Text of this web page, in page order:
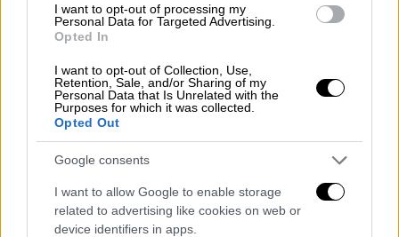
I want to opt-out of processing my
Personal Data for Targeted Advertising.
Opted In
I want to opt-out of Collection, Use,
Retention, Sale, and/or Sharing of my
Personal Data that Is Unrelated with the
Purposes for which it was collected.
Opted Out
Google consents
I want to allow Google to enable storage
related to advertising like cookies on web or
device identifiers in apps.
Εντυπωσιακό πάντως είναι ότι έσπευσαν
αμέσως δύο ανώτεροι κρατικοί
αξιωματούχοι να απαντήσουν σε έναν πρώην
υπουργό των ΗΠΑχωρίς μάλιστα να
διαψεύδουν κανένα από τα γεγονότα
ανέφερε ο Πομπέο. Το μόνο που έκαναν ήταν
να αναφερθούν σε
αλήθειας .
Δυτικό «χτύπημα» στην Τουρκία